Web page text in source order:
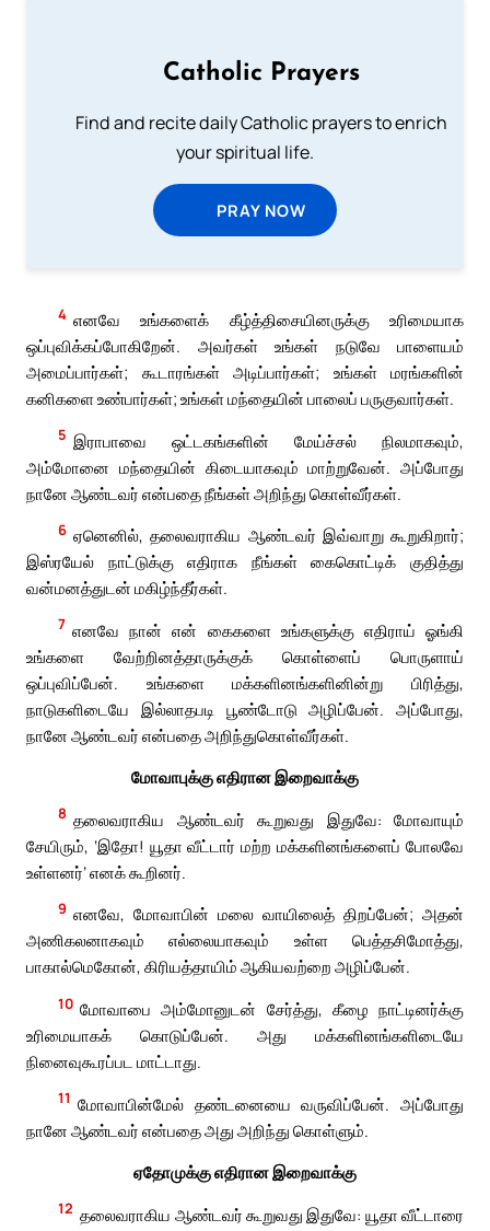
Catholic Prayers
Find and recite daily Catholic prayers to enrich
your spiritual life.
PRAY NOW
4 எனவே உங்களைக் கீழ்த்திசையினருக்கு உரிமையாக
ஒப்புவிக்கப்போகிறேன். அவர்கள் உங்கள் நடுவே பாளையம்
அமைப்பார்கள்; கூடாரங்கள் அடிப்பார்கள்; உங்கள் மரங்களின்
கனிகளை உண்பார்கள்; உங்கள் மந்தையின் பாலைப் பருகுவார்கள்.
5 இராபாவை ஒட்டகங்களின் மேய்ச்சல் நிலமாகவும்,
அம்மோனை மந்தையின் கிடையாகவும் மாற்றுவேன். அப்போது
நானே ஆண்டவர் என்பதை நீங்கள் அறிந்து கொள்வீர்கள்.
6 ஏனெனில், தலைவராகிய ஆண்டவர் இவ்வாறு கூறுகிறார்;
இஸ்ரயேல் நாட்டுக்கு எதிராக நீங்கள் கைகொட்டிக் குதித்து
வன்மனத்துடன் மகிழ்ந்தீர்கள்.
7 எனவே நான் என் கைகளை உங்களுக்கு எதிராய் ஓங்கி
உங்களை வேற்றினத்தாருக்குக் கொள்ளைப் பொருளாய்
ஒப்புவிப்பேன். உங்களை மக்களினங்களினின்று பிரித்து,
நாடுகளிடையே இல்லாதபடி பூண்டோடு அழிப்பேன். அப்போது,
நானே ஆண்டவர் என்பதை அறிந்துகொள்வீர்கள்.
மோவாபுக்கு எதிரான இறைவாக்கு
8 தலைவராகிய ஆண்டவர் கூறுவது இதுவே: மோவாயும்
சேயிரும், ‘இதோ! யூதா வீட்டார் மற்ற மக்களினங்களைப் போலவே
உள்ளனர்’ எனக் கூறினர்.
9 எனவே, மோவாபின் மலை வாயிலைத் திறப்பேன்; அதன்
அணிகலனாகவும் எல்லையாகவும் உள்ள பெத்தசிமோத்து,
பாகால்மெகோன், கிரியத்தாயிம் ஆகியவற்றை அழிப்பேன்.
10 மோவாபை அம்மோனுடன் சேர்த்து, கீழை நாட்டினர்க்கு
உரிமையாகக் கொடுப்பேன். அது மக்களினங்களிடையே
நினைவுகூரப்பட மாட்டாது.
11 மோவாபின்மேல் தண்டனையை வருவிப்பேன். அப்போது
நானே ஆண்டவர் என்பதை அது அறிந்து கொள்ளும்.
ஏதோமுக்கு எதிரான இறைவாக்கு
12 தலைவராகிய ஆண்டவர் கூறுவது இதுவே: யூதா வீட்டாரை